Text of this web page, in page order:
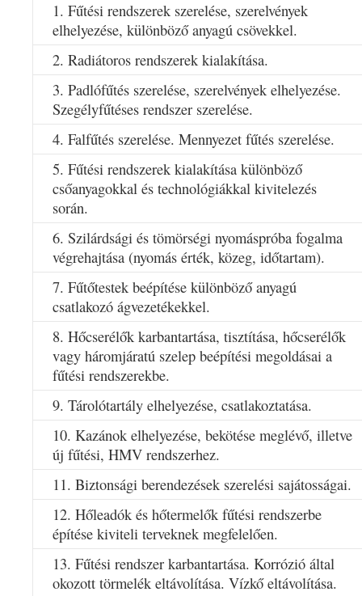
1. Fűtési rendszerek szerelése, szerelvények
elhelyezése, különböző anyagú csövekkel.
2. Radiátoros rendszerek kialakítása.
3. Padlófűtés szerelése, szerelvények elhelyezése.
Szegélyfűtéses rendszer szerelése.
4. Falfűtés szerelése. Mennyezet fűtés szerelése.
5. Fűtési rendszerek kialakítása különböző
csőanyagokkal és technológiákkal kivitelezés
során.
6. Szilárdsági és tömörségi nyomáspróba fogalma
végrehajtása (nyomás érték, közeg, időtartam).
7. Fűtőtestek beépítése különböző anyagú
csatlakozó ágvezetékekkel.
8. Hőcserélők karbantartása, tisztítása, hőcserélők
vagy háromjáratú szelep beépítési megoldásai a
fűtési rendszerekbe.
9. Tárolótartály elhelyezése, csatlakoztatása.
10. Kazánok elhelyezése, bekötése meglévő, illetve
új fűtési, HMV rendszerhez.
11. Biztonsági berendezések szerelési sajátosságai.
12. Hőleadók és hőtermelők fűtési rendszerbe
építése kiviteli terveknek megfelelően.
13. Fűtési rendszer karbantartása. Korrózió által
okozott törmelék eltávolítása. Vízkő eltávolítása.